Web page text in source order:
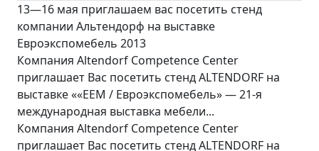
13—16 мая приглашаем вас посетить стенд
компании Альтендорф на выставке
Евроэкспомебель 2013
Компания Altendorf Competence Center
приглашает Вас посетить стенд ALTENDORF на
выставке ««ЕЕМ / Евроэкспомебель» — 21-я
международная выставка мебели...
Компания Altendorf Competence Center
приглашает Вас посетить стенд ALTENDORF на